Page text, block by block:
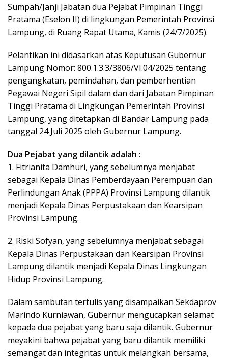
Sumpah/Janji Jabatan dua Pejabat Pimpinan Tinggi
Pratama (Eselon II) di lingkungan Pemerintah Provinsi
Lampung, di Ruang Rapat Utama, Kamis (24/7/2025).
Pelantikan ini didasarkan atas Keputusan Gubernur
Lampung Nomor: 800.1.3.3/3806/VI.04/2025 tentang
pengangkatan, pemindahan, dan pemberhentian
Pegawai Negeri Sipil dalam dan dari Jabatan Pimpinan
Tinggi Pratama di Lingkungan Pemerintah Provinsi
Lampung, yang ditetapkan di Bandar Lampung pada
tanggal 24 Juli 2025 oleh Gubernur Lampung.
Dua Pejabat yang dilantik adalah :
1. Fitrianita Damhuri, yang sebelumnya menjabat
sebagai Kepala Dinas Pemberdayaan Perempuan dan
Perlindungan Anak (PPPA) Provinsi Lampung dilantik
menjadi Kepala Dinas Perpustakaan dan Kearsipan
Provinsi Lampung.
2. Riski Sofyan, yang sebelumnya menjabat sebagai
Kepala Dinas Perpustakaan dan Kearsipan Provinsi
Lampung dilantik menjadi Kepala Dinas Lingkungan
Hidup Provinsi Lampung.
Dalam sambutan tertulis yang disampaikan Sekdaprov
Marindo Kurniawan, Gubernur mengucapkan selamat
kepada dua pejabat yang baru saja dilantik. Gubernur
meyakini bahwa pejabat yang baru dilantik memiliki
semangat dan integritas untuk melangkah bersama,